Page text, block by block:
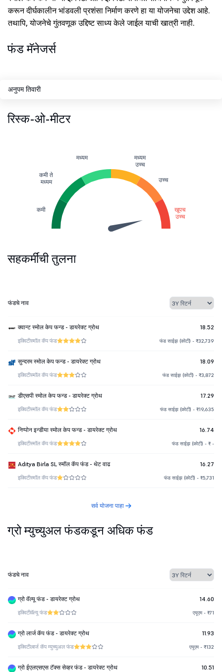
करून दीर्घकालीन भांडवली प्रशंसा निर्माण करणे हा या योजनेचा उद्देश आहे.
तथापि, योजनेचे गुंतवणूक उद्दिष्ट साध्य केले जाईल याची खात्री नाही.
फंड मॅनेजर्स
अनुपम तिवारी
रिस्क-ओ-मीटर
कमी
कमी ते
मध्यम
मध्यम
मध्यम
उच्च
उच्च
खूपच
उच्च
सहकर्मींची तुलना
फंडचे नाव
क्वान्ट स्मोल केप फन्ड - डायरेक्ट ग्रोथ 18.52
इक्विटीस्मॉल कॅप फंड फंड साईझ (कोटी) - ₹32,739
सुन्दरम स्मोल केप फन्ड - डायरेक्ट ग्रोथ 18.09
इक्विटीस्मॉल कॅप फंड फंड साईझ (कोटी) - ₹3,872
डीएसपी स्मोल केप फन्ड - डायरेक्ट ग्रोथ 17.29
इक्विटीस्मॉल कॅप फंड फंड साईझ (कोटी) - ₹19,635
निप्पोन इन्डीया स्मोल केप फन्ड - डायरेक्ट ग्रोथ 16.74
इक्विटीस्मॉल कॅप फंड फंड साईझ (कोटी) - ₹ -
Aditya Birla SL स्मॉल कॅप फंड - थेट वाढ 16.27
इक्विटीस्मॉल कॅप फंड फंड साईझ (कोटी) - ₹5,731
सर्व योजना पाहा
ग्रो म्युच्युअल फंडकडून अधिक फंड
फंडचे नाव
ग्रो वॅल्यू फंड - डायरेक्ट ग्रोथ 14.60
इक्विटीवॅल्यू फंड एयूएम - ₹71
ग्रो लार्ज कॅप फंड - डायरेक्ट ग्रोथ 11.93
इक्विटीलार्ज कॅप म्युच्युअल फंड एयूएम - ₹132
ग्रो ईएलएसएस टॅक्स सेव्हर फंड - डायरेक्ट ग्रोथ 10.51